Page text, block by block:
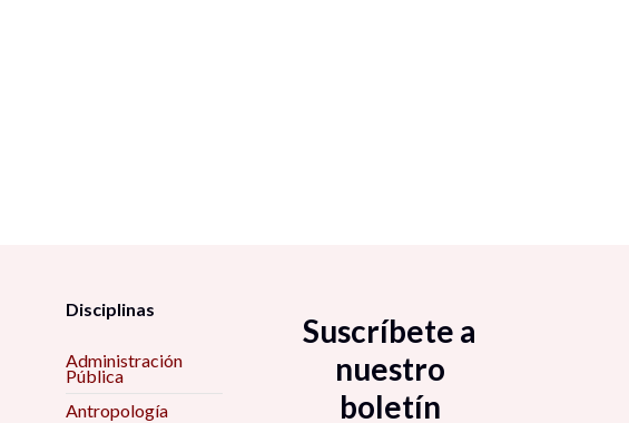
Disciplinas
Administración
Pública
Antropología
Suscríbete a
nuestro
boletín